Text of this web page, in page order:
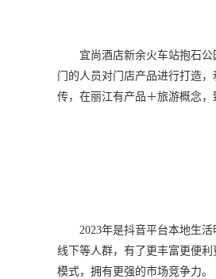
宜尚酒店新余火车站抱石
门的人员对门店产品进行打造
传，在丽江有产品＋旅游概念，
2023年是抖音平台本地生
线下等人群，有了更丰富更便
模式，拥有更强的市场竞争力。